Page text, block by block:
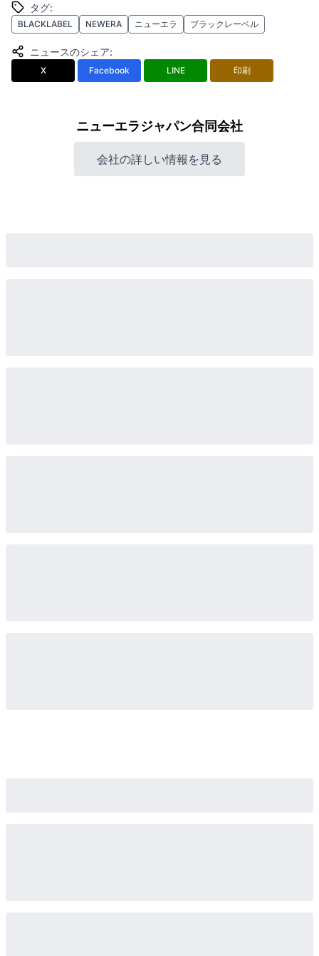
タグ:
BLACKLABEL NEWERA ニューエラ ブラックレーベル
ニュースのシェア:
X Facebook LINE 印刷
ニューエラジャパン合同会社
会社の詳しい情報を見る